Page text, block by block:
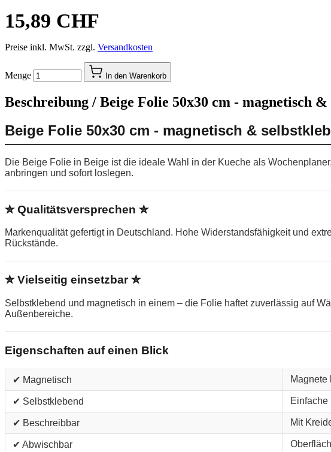
15,89 CHF
Preise inkl. MwSt. zzgl. Versandkosten
Menge In den Warenkorb
Beschreibung / Beige Folie 50x30 cm - magnetisch &
Beige Folie 50x30 cm - magnetisch &
Die Beige Folie in Beige ist die ideale Wahl in der Kueche als
anbringen und sofort loslegen.
✮ Qualitätsversprechen ✮
Markenqualität gefertigt in Deutschland. Hohe Widerstandsfähigkeit und
Rückstände.
✮ Vielseitig einsetzbar ✮
Selbstklebend und magnetisch in einem – die Folie haftet zuverlässig auf
Außenbereiche.
Eigenschaften auf einen Blick
✔ Magnetisch Magnete
✔ Selbstklebend Einfache
✔ Beschreibbar Mit
✔ Abwischbar